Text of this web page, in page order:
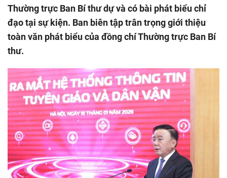
Thường trực Ban Bí thư dự và có bài phát biểu chỉ
đạo tại sự kiện. Ban biên tập trân trọng giới thiệu
toàn văn phát biểu của đồng chí Thường trực Ban Bí
thư.